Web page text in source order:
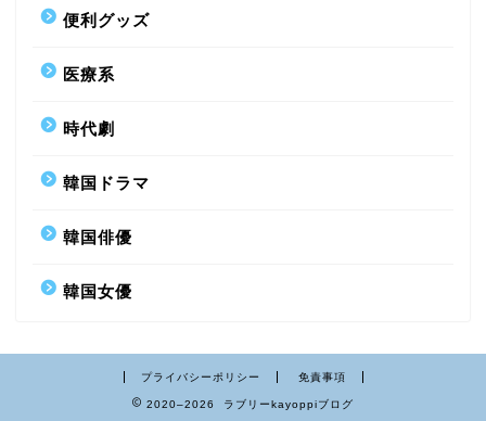
便利グッズ
医療系
時代劇
韓国ドラマ
韓国俳優
韓国女優
プライバシーポリシー 免責事項
2020–2026 ラブリーkayoppiブログ